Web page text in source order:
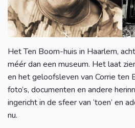
Het Ten Boom-huis in Haarlem,
méér dan een museum. Het laat
en het geloofsleven van Corrie ten
foto’s, documenten en andere
ingericht in de sfeer van ‘toen’ en
nu.